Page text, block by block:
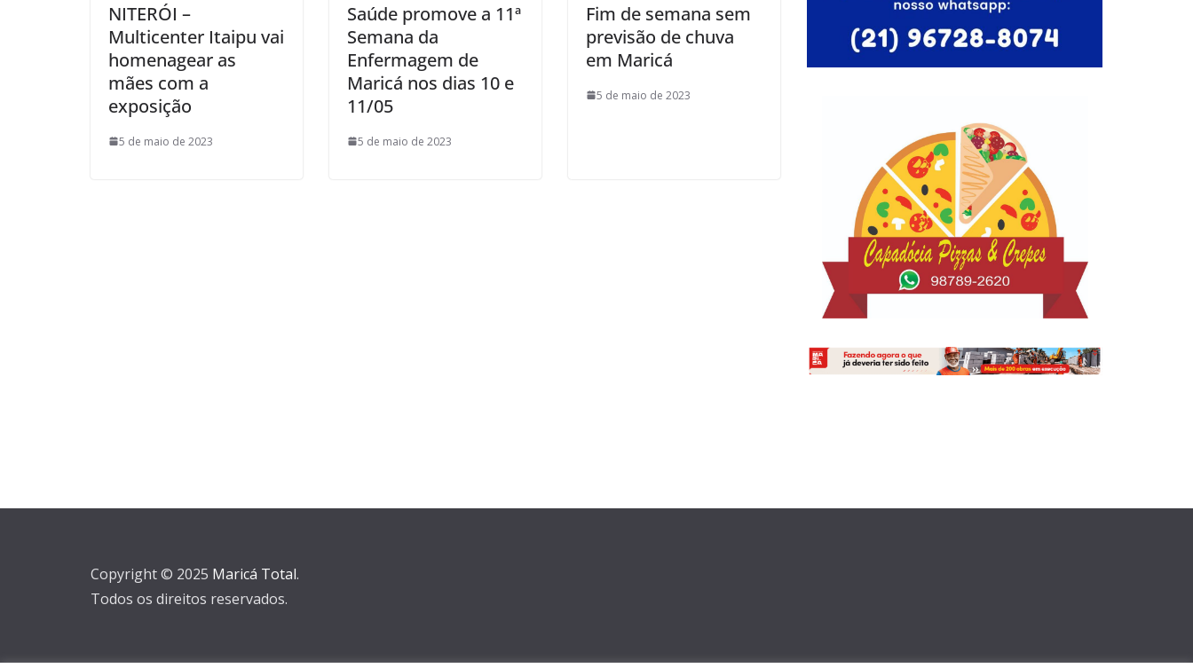
NITERÓI –
Multicenter Itaipu vai
homenagear as
mães com a
exposição
5 de maio de 2023
Saúde promove a 11ª
Semana da
Enfermagem de
Maricá nos dias 10 e
11/05
5 de maio de 2023
Fim de semana sem
previsão de chuva
em Maricá
5 de maio de 2023
Copyright © 2025 Maricá Total.
Todos os direitos reservados.